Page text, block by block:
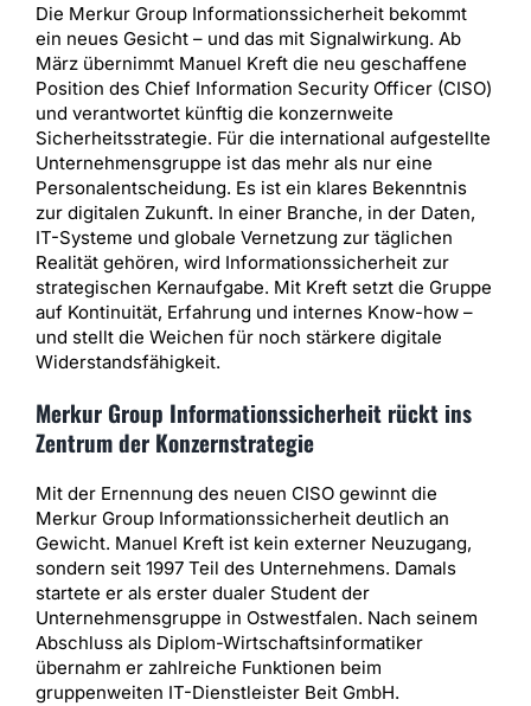
Die Merkur Group Informationssicherheit bekommt
ein neues Gesicht – und das mit Signalwirkung. Ab
März übernimmt Manuel Kreft die neu geschaffene
Position des Chief Information Security Officer (CISO)
und verantwortet künftig die konzernweite
Sicherheitsstrategie. Für die international aufgestellte
Unternehmensgruppe ist das mehr als nur eine
Personalentscheidung. Es ist ein klares Bekenntnis
zur digitalen Zukunft. In einer Branche, in der Daten,
IT-Systeme und globale Vernetzung zur täglichen
Realität gehören, wird Informationssicherheit zur
strategischen Kernaufgabe. Mit Kreft setzt die Gruppe
auf Kontinuität, Erfahrung und internes Know-how –
und stellt die Weichen für noch stärkere digitale
Widerstandsfähigkeit.
Merkur Group Informationssicherheit rückt ins
Zentrum der Konzernstrategie
Mit der Ernennung des neuen CISO gewinnt die
Merkur Group Informationssicherheit deutlich an
Gewicht. Manuel Kreft ist kein externer Neuzugang,
sondern seit 1997 Teil des Unternehmens. Damals
startete er als erster dualer Student der
Unternehmensgruppe in Ostwestfalen. Nach seinem
Abschluss als Diplom-Wirtschaftsinformatiker
übernahm er zahlreiche Funktionen beim
gruppenweiten IT-Dienstleister Beit GmbH.